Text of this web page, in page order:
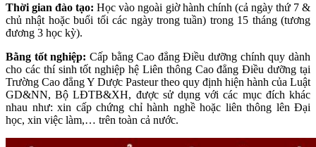
Thời gian đào tạo: Học vào ngoài giờ hành chính (cả ngày thứ 7 &
chủ nhật hoặc buổi tối các ngày trong tuần) trong 15 tháng (tương
đương 3 học kỳ).
Bằng tốt nghiệp: Cấp bằng Cao đẳng Điều dưỡng chính quy dành
cho các thí sinh tốt nghiệp hệ Liên thông Cao đẳng Điều dưỡng tại
Trường Cao đẳng Y Dược Pasteur theo quy định hiện hành của Luật
GD&NN, Bộ LĐTB&XH, được sử dụng với các mục đích khác
nhau như: xin cấp chứng chỉ hành nghề hoặc liên thông lên Đại
học, xin việc làm,… trên toàn cả nước.